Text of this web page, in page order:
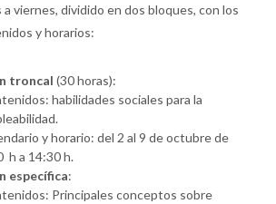
viernes, dividido en dos bloques, con los
y horarios:
troncal (30 horas):
habilidades sociales para la
y horario: del 2 al 9 de octubre de
h a 14:30 h.
específica:
Principales conceptos sobre